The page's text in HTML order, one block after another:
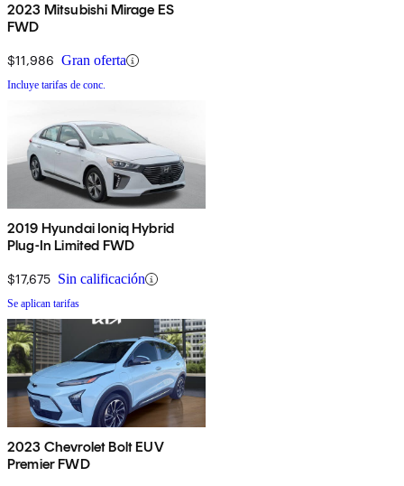
2023 Mitsubishi Mirage ES
FWD
$11,986 Gran oferta
Incluye tarifas de conc.
2019 Hyundai Ioniq Hybrid
Plug-In Limited FWD
$17,675 Sin calificación
Se aplican tarifas
2023 Chevrolet Bolt EUV
Premier FWD